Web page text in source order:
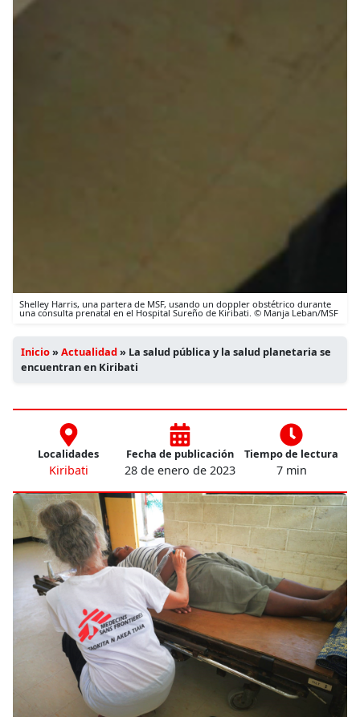
Shelley Harris, una partera de MSF, usando un doppler obstétrico durante
una consulta prenatal en el Hospital Sureño de Kiribati. © Manja Leban/MSF
Inicio»Actualidad» La salud pública y la salud planetaria se
encuentran en Kiribati
Localidades
Kiribati
Fecha de publicación
28 de enero de 2023
Tiempo de lectura
7 min